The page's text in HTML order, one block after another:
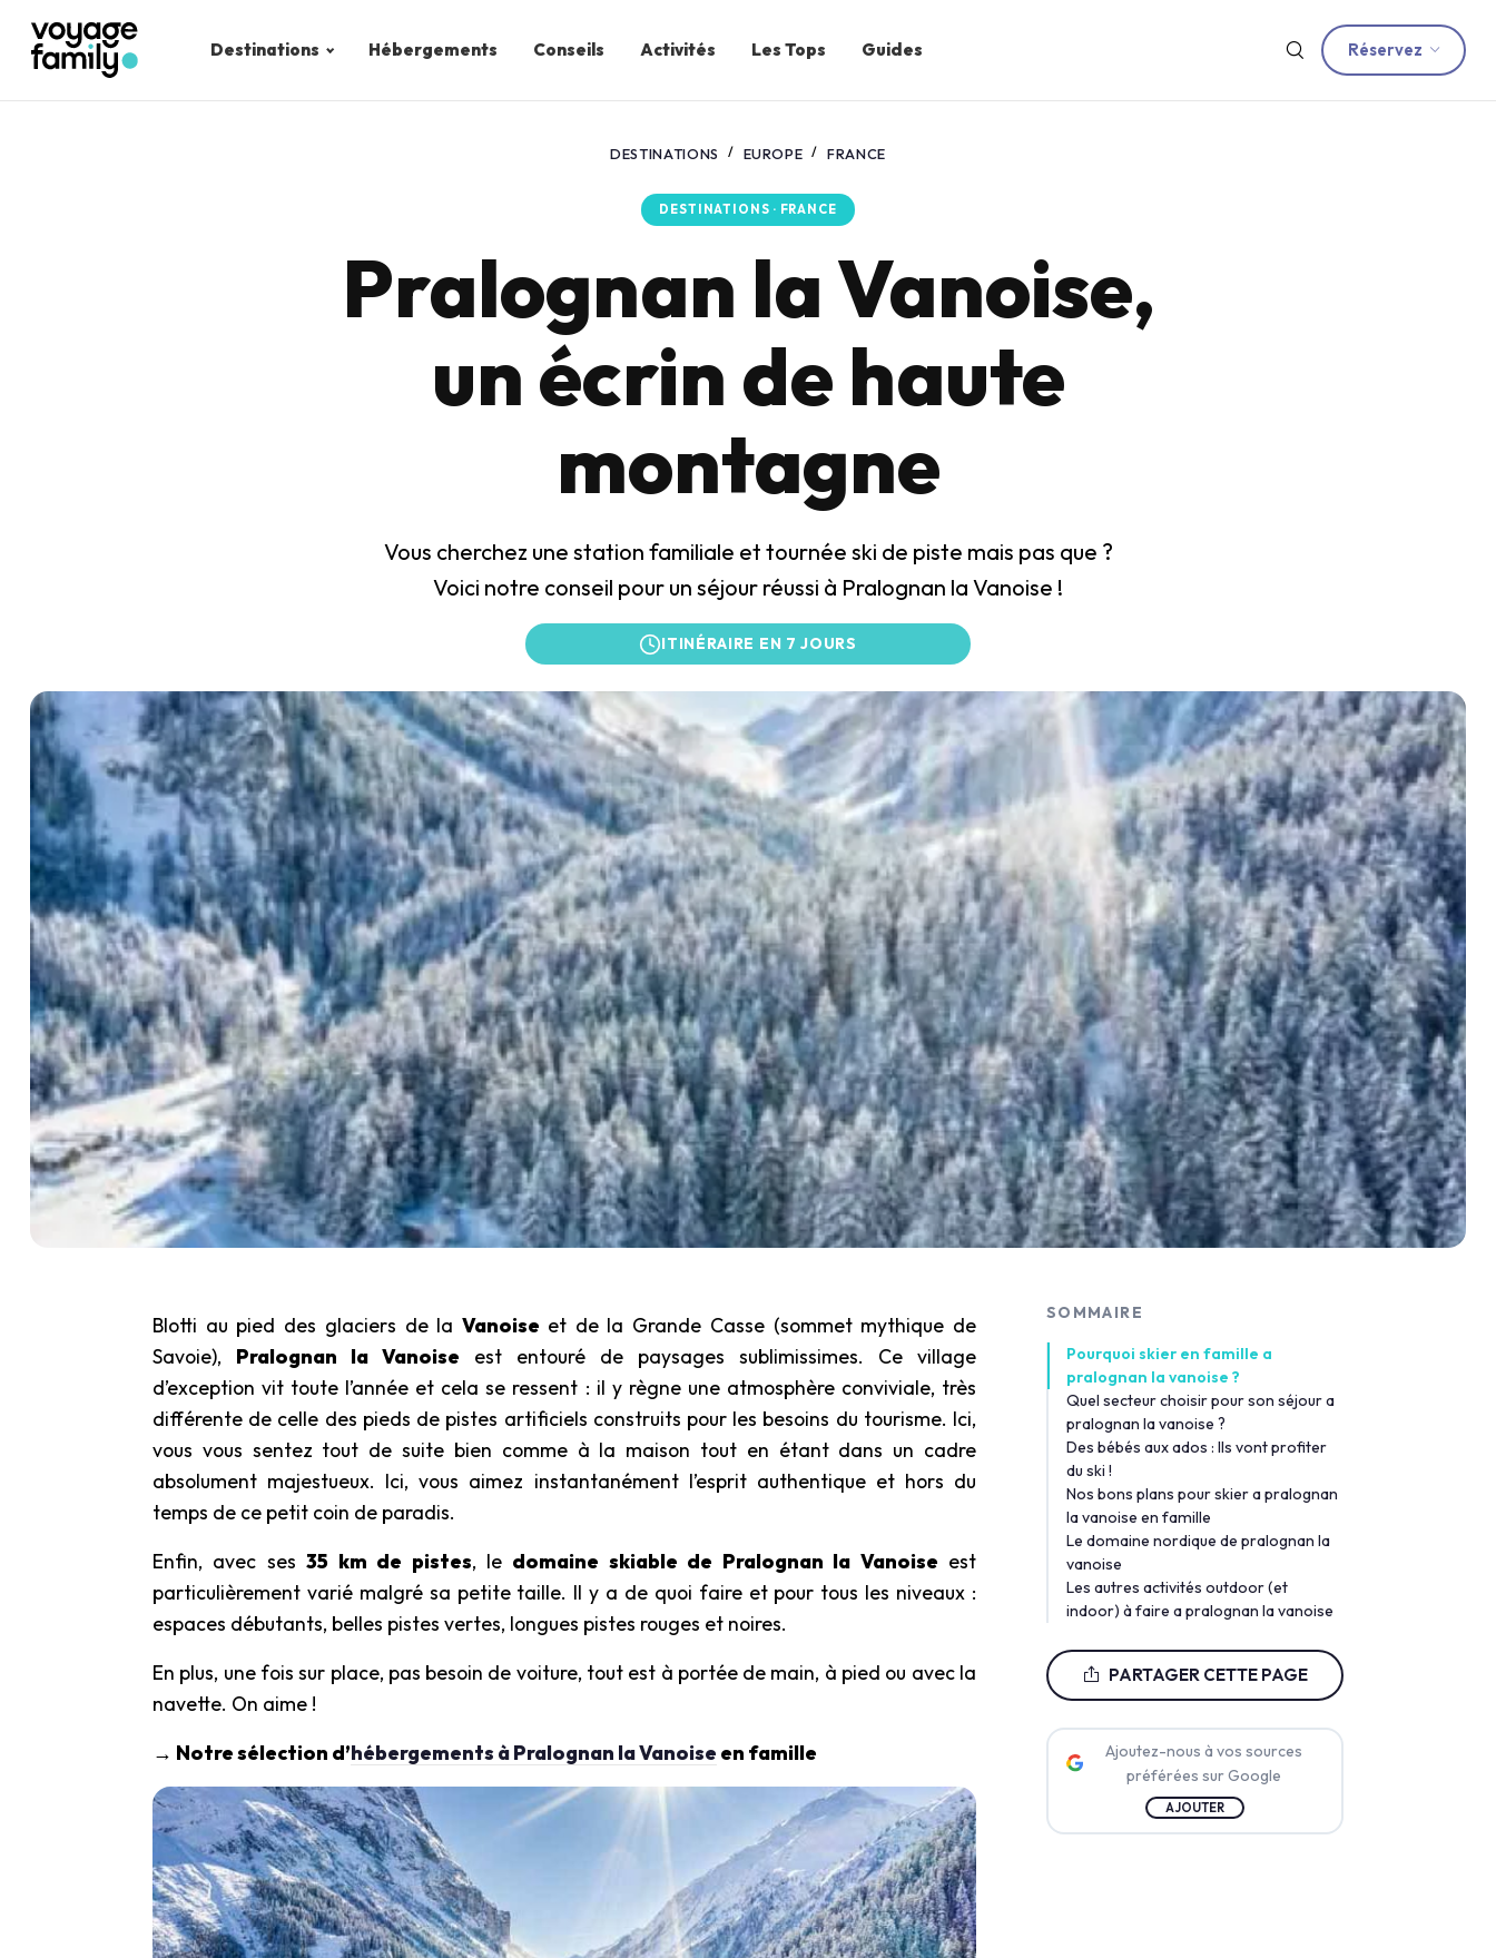
Destinations Hébergements Conseils Activités Les Tops Guides Réservez
DESTINATIONS EUROPE FRANCE
DESTINATIONS · FRANCE
Pralognan la Vanoise,
un écrin de haute
montagne
Vous cherchez une station familiale et tournée ski de piste mais pas que ?
Voici notre conseil pour un séjour réussi à Pralognan la Vanoise !
ITINÉRAIRE EN 7 JOURS
Blotti au pied des glaciers de laVanoise et de la Grande Casse (sommet mythique de
Savoie), Pralognan la Vanoise est entouré de paysages sublimissimes. Ce village
d’exception vit toute l’année et cela se ressent : il y règne une atmosphère conviviale, très
différente de celle des pieds de pistes artificiels construits pour les besoins du tourisme. Ici,
vous vous sentez tout de suite bien comme à la maison tout en étant dans un cadre
absolument majestueux. Ici, vous aimez instantanément l’esprit authentique et hors du
temps de ce petit coin de paradis.
Enfin, avec ses35 km de pistes, le domaine skiable de Pralognan la Vanoise est
particulièrement varié malgré sa petite taille. Il y a de quoi faire et pour tous les niveaux :
espaces débutants, belles pistes vertes, longues pistes rouges et noires.
En plus, une fois sur place, pas besoin de voiture, tout est à portée de main, à pied ou avec la
navette. On aime !
→ Notre sélection d’hébergements à Pralognan la Vanoise en famille
SOMMAIRE
Pourquoi skier en famille a
pralognan la vanoise ?
Quel secteur choisir pour son séjour a
pralognan la vanoise ?
Des bébés aux ados : Ils vont profiter
du ski !
Nos bons plans pour skier a pralognan
la vanoise en famille
Le domaine nordique de pralognan la
vanoise
Les autres activités outdoor (et
indoor) à faire a pralognan la vanoise
PARTAGER CETTE PAGE
Ajoutez-nous à vos sources
préférées sur Google
AJOUTER